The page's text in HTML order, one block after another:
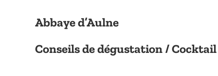
Abbaye d’Aulne
Conseils de dégustation / Cocktail